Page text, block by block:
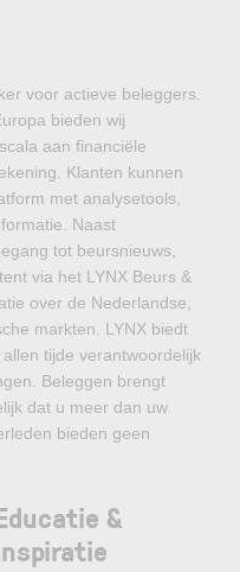
voor actieve beleggers.
bieden wij
aan financiële
Klanten kunnen
met analysetools,
Naast
tot beursnieuws,
via het LYNX Beurs &
over de Nederlandse,
markten. LYNX biedt
tijde verantwoordelijk
Beleggen brengt
dat u meer dan uw
bieden geen
&